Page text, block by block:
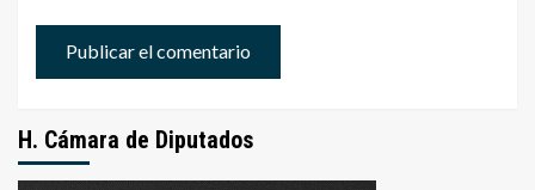
H. Cámara de Diputados